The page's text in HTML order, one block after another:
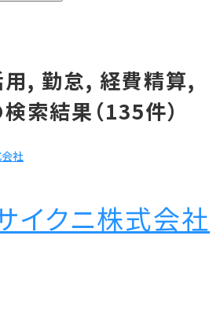
, 勤怠, 経費精算,
索結果（135件）
イクニ株式会社